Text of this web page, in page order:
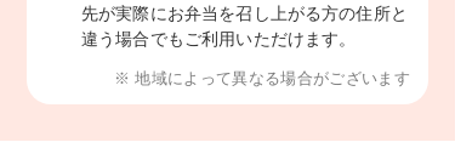
先が実際にお弁当を召し上がる方の住所と
違う場合でもご利用いただけます。
※ 地域によって異なる場合がございます